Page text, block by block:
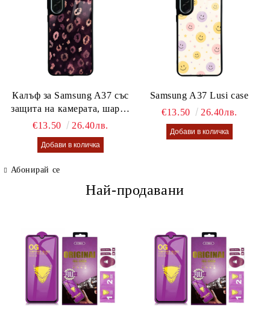
Калъф за Samsung A37 със
защита на камерата, шарен
калъф Lusi case
€13.50 26.40лв.
Samsung A37 Lusi case
€13.50
26.40лв.
Абонирай се
Най-продавани